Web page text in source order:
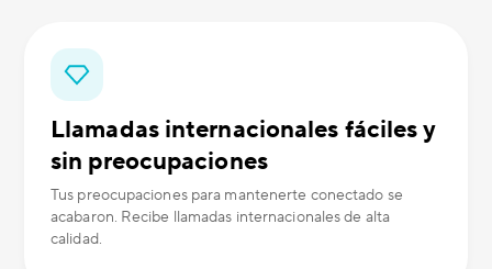
Llamadas internacionales fáciles y
sin preocupaciones
Tus preocupaciones para mantenerte conectado se
acabaron. Recibe llamadas internacionales de alta
calidad.